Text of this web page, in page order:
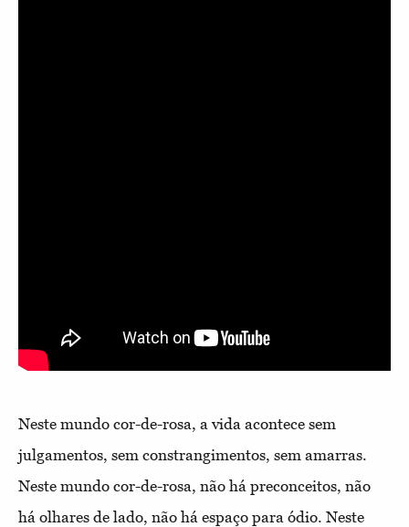
Neste mundo cor-de-rosa, a vida acontece sem
julgamentos, sem constrangimentos, sem amarras.
Neste mundo cor-de-rosa, não há preconceitos, não
há olhares de lado, não há espaço para ódio. Neste